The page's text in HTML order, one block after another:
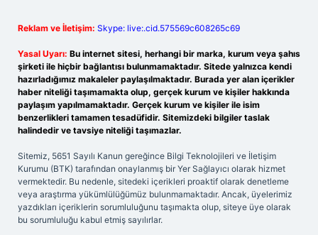
Reklam ve İletişim: Skype: live:.cid.575569c608265c69
Yasal Uyarı: Bu internet sitesi, herhangi bir marka, kurum veya şahıs
şirketi ile hiçbir bağlantısı bulunmamaktadır. Sitede yalnızca kendi
hazırladığımız makaleler paylaşılmaktadır. Burada yer alan içerikler
haber niteliği taşımamakta olup, gerçek kurum ve kişiler hakkında
paylaşım yapılmamaktadır. Gerçek kurum ve kişiler ile isim
benzerlikleri tamamen tesadüfidir. Sitemizdeki bilgiler taslak
halindedir ve tavsiye niteliği taşımazlar.
Sitemiz, 5651 Sayılı Kanun gereğince Bilgi Teknolojileri ve İletişim
Kurumu (BTK) tarafından onaylanmış bir Yer Sağlayıcı olarak hizmet
vermektedir. Bu nedenle, sitedeki içerikleri proaktif olarak denetleme
veya araştırma yükümlülüğümüz bulunmamaktadır. Ancak, üyelerimiz
yazdıkları içeriklerin sorumluluğunu taşımakta olup, siteye üye olarak
bu sorumluluğu kabul etmiş sayılırlar.